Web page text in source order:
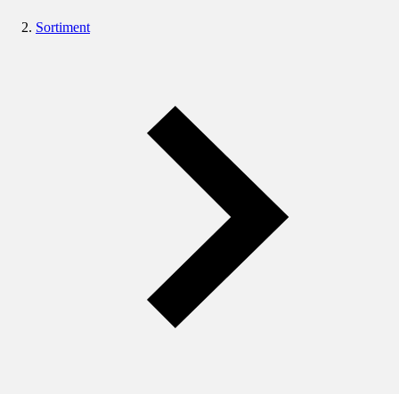
Sortiment